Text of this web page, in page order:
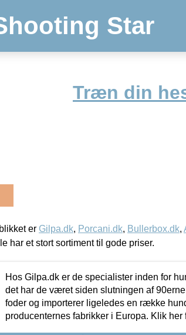
Star
Træn din
er Gilpa.dk, Porcani.dk, Bullerbox.dk,
har et stort sortiment til gode priser.
Hos Gilpa.dk er de specialister inden for
det har de været siden slutningen af
foder og importerer ligeledes en række
producenternes fabrikker i Europa. Klik her